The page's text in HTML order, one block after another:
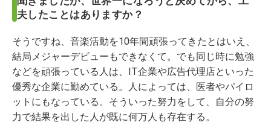
夫したことはありますか？
そうですね、音楽活動を10年間頑張ってきたとはいえ、
結局メジャーデビューもできなくて。でも同じ時に勉強
などを頑張っている人は、IT企業や広告代理店といった
優秀な企業に勤めている。人によっては、医者やパイロ
ットにもなっている。そういった努力をして、自分の努
力で結果を出した人が既に何万人も存在する。